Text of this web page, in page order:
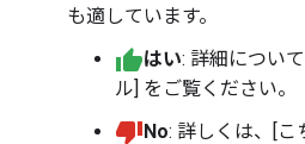
も適しています。
はい: 詳細につい
ル] をご覧ください。
No: 詳しくは、[こ